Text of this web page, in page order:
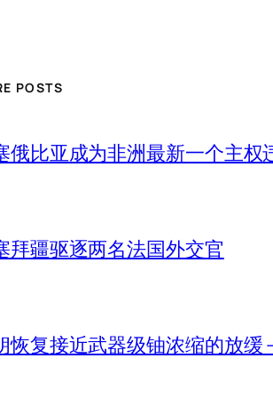
POSTS
俄比亚成为非洲最新一个主权
拜疆驱逐两名法国外交官
恢复接近武器级铀浓缩的放缓